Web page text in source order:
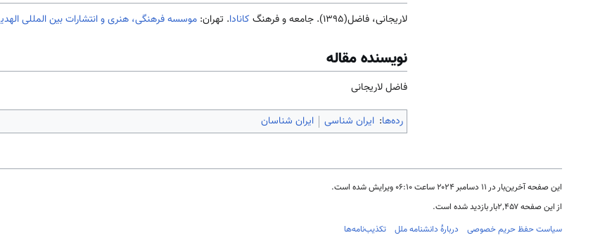
لاریجانی، فاضل(1395). جامعه و فرهنگ کانادا. تهران: موسسه فرهنگی، هنری و انتشارات بین المللی الهدی
نویسنده مقاله
فاضل لاریجانی
رده‌ها: ایران شناسی ایران شناسان
این صفحه آخرین‌بار در ‏۱۱ دسامبر ۲۰۲۴ ساعت ‏۰۶:۱۰ ویرایش شده است.
از این صفحه ۲٬۴۵۷بار بازدید شده است.
سیاست حفظ حریم خصوصی
دربارهٔ دانشنامه ملل تکذیب‌نامه‌ها